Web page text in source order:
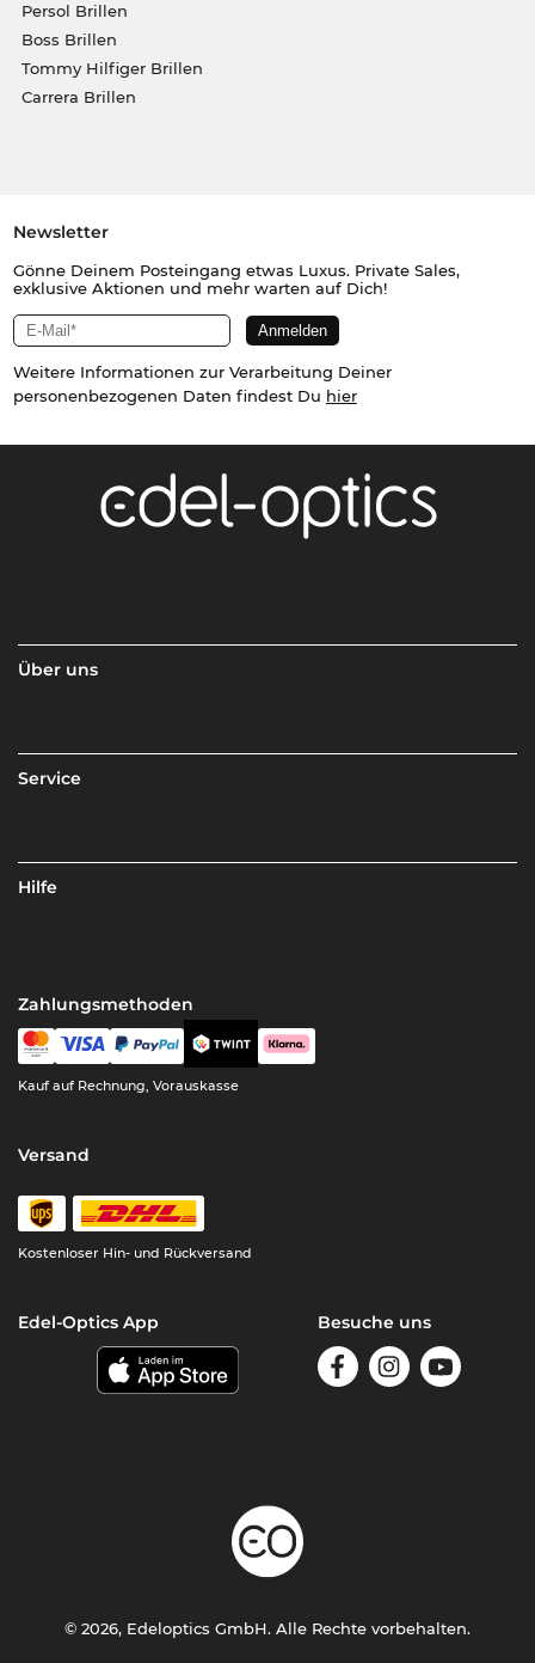
Persol Brillen
Boss Brillen
Tommy Hilfiger Brillen
Carrera Brillen
Newsletter
Gönne Deinem Posteingang etwas Luxus. Private Sales,
exklusive Aktionen und mehr warten auf Dich!
Weitere Informationen zur Verarbeitung Deiner
personenbezogenen Daten findest Du hier
Über uns
Service
Hilfe
Zahlungsmethoden
Kauf auf Rechnung, Vorauskasse
Versand
Kostenloser Hin- und Rückversand
Edel-Optics App Besuche uns
© 2026, Edeloptics GmbH. Alle Rechte vorbehalten.